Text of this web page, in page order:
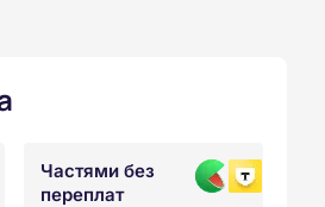
Частями без
переплат